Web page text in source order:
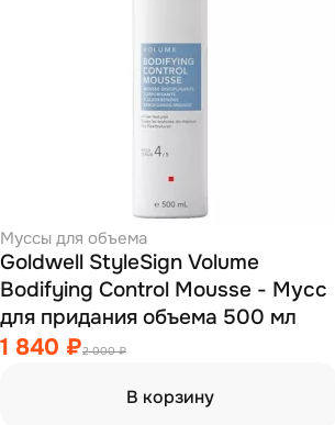
Муссы для объема
Goldwell StyleSign Volume
Bodifying Control Mousse - Мусс
для придания объема 500 мл
1 840 ₽2 000 ₽
В корзину